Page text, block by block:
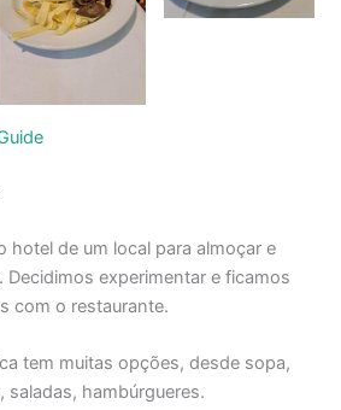
hotel de um local para almoçar e
Decidimos experimentar e ficamos
com o restaurante.
tem muitas opções, desde sopa,
saladas, hambúrgueres.